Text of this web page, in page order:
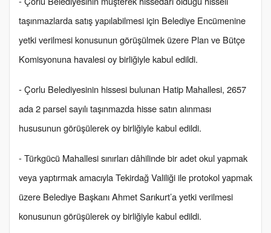
taşınmazlarda satış yapılabilmesi için Belediye Encümenine
yetki verilmesi konusunun görüşülmek üzere Plan ve Bütçe
Komisyonuna havalesi oy birliğiyle kabul edildi.
- Çorlu Belediyesinin hissesi bulunan Hatip Mahallesi, 2657
ada 2 parsel sayılı taşınmazda hisse satın alınması
hususunun görüşülerek oy birliğiyle kabul edildi.
- Türkgücü Mahallesi sınırları dâhilinde bir adet okul yapmak
veya yaptırmak amacıyla Tekirdağ Valiliği ile protokol yapmak
üzere Belediye Başkanı Ahmet Sarıkurt’a yetki verilmesi
konusunun görüşülerek oy birliğiyle kabul edildi.